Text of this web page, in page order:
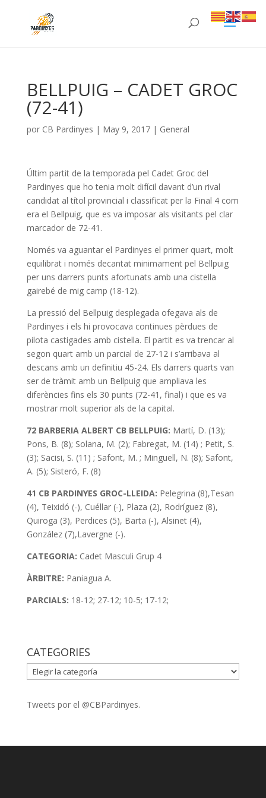
BELLPUIG – CADET GROC
(72-41)
por CB Pardinyes | May 9, 2017| General
Últim partit de la temporada pel Cadet Groc del
Pardinyes que ho tenia molt difícil davant d’un rival
candidat al títol provincial i classificat per la Final 4 com
era el Bellpuig, que es va imposar als visitants pel clar
marcador de 72-41.
Només va aguantar el Pardinyes el primer quart, molt
equilibrat i només decantat minimament pel Bellpuig
per uns darrers punts afortunats amb una cistella
gairebé de mig camp (18-12).
La pressió del Bellpuig desplegada ofegava als de
Pardinyes i els hi provocava continues pèrdues de
pilota castigades amb cistella. El partit es va trencar al
segon quart amb un parcial de 27-12 i s’arribava al
descans amb un definitiu 45-24. Els darrers quarts van
ser de tràmit amb un Bellpuig que ampliava les
diferències fins els 30 punts (72-41, final) i que es va
mostrar molt superior als de la capital.
72 BARBERIA ALBERT CB BELLPUIG: Martí, D. (13);
Pons, B. (8); Solana, M. (2); Fabregat, M. (14) ; Petit, S.
(3); Sacisi, S. (11) ; Safont, M. ; Minguell, N. (8); Safont,
A. (5); Sisteró, F. (8)
41 CB PARDINYES GROC-LLEIDA: Pelegrina (8),Tesan
(4), Teixidó (-), Cuéllar (-), Plaza (2), Rodríguez (8),
Quiroga (3), Perdices (5), Barta (-), Alsinet (4),
González (7),Lavergne (-).
CATEGORIA: Cadet Masculi Grup 4
ÀRBITRE: Paniagua A.
PARCIALS: 18-12; 27-12; 10-5; 17-12;
CATEGORIES
CATEGORIES
Tweets por el @CBPardinyes.